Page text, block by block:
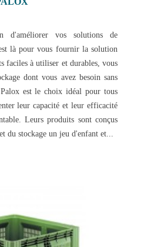
d'améliorer vos solutions de
là pour vous fournir la solution
faciles à utiliser et durables, vous
dont vous avez besoin sans
est le choix idéal pour tous
leur capacité et leur efficacité
Leurs produits sont conçus
du stockage un jeu d'enfant et...